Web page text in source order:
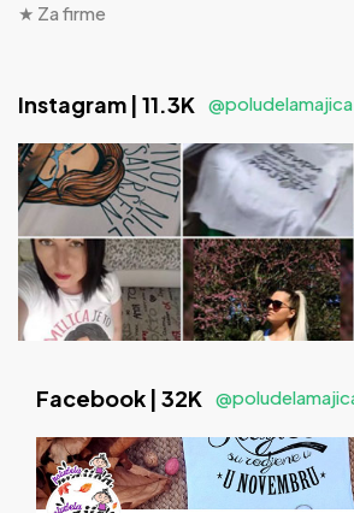
★ Za firme
Instagram | 11.3K
Facebook | 32K